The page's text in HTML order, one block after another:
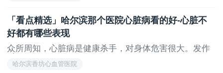
希望本文能够帮助读者更好地理解小腿静脉曲张的
成因并学会预防，保护我们的腿部健康。预祝大家拥有
健康美丽的双腿！
「看点精选」哈尔滨那个医院心脏病看的好-心脏不
好都有哪些表现
众所周知，心脏病是健康杀手，对身体危害很大。发作
哈尔滨香坊心血管医院